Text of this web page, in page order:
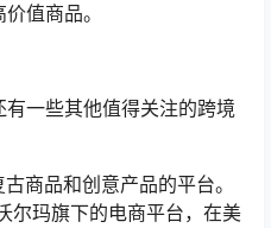
值商品。
一些其他值得关注的跨境
商品和创意产品的平台。
尔玛旗下的电商平台，在美